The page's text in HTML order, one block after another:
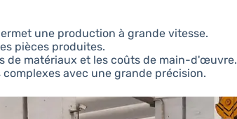
une production à grande vitesse.
pièces produites.
de matériaux et les coûts de main-d'œuvre.
avec une grande précision.